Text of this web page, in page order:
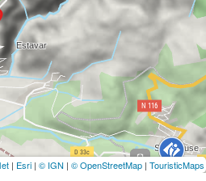
| Esri | © IGN | © OpenStreetMap | TouristicMaps